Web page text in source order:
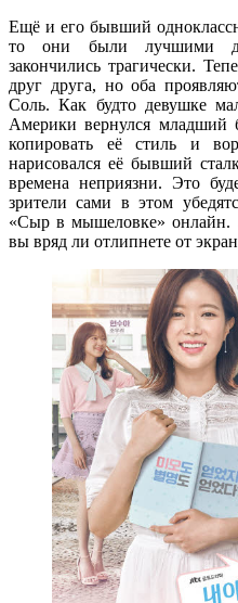
Ещё и его бывший
то они были лучшими
закончились трагически.
друг друга, но оба
Соль. Как будто девушке
Америки вернулся младший
копировать её стиль и
нарисовался её бывший
времена неприязни. Это
зрители сами в этом
«Сыр в мышеловке» онлайн.
вы вряд ли отлипнете от